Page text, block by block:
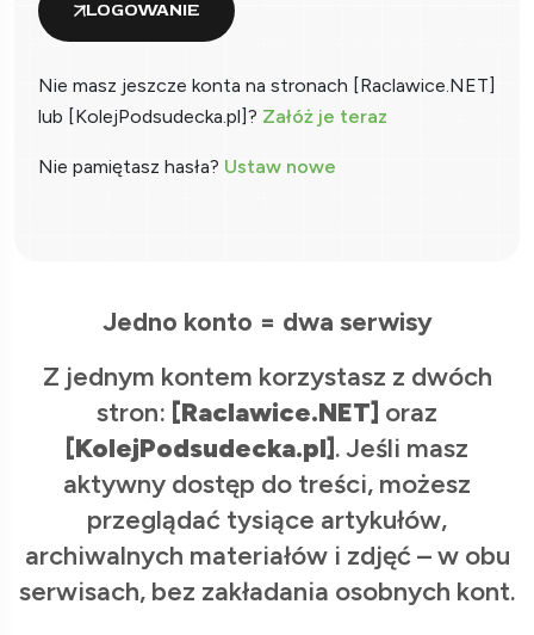
LOGOWANIE
Nie masz jeszcze konta na stronach [Raclawice.NET]
lub [KolejPodsudecka.pl]? Załóż je teraz
Nie pamiętasz hasła? Ustaw nowe
Jedno konto = dwa serwisy
Z jednym kontem korzystasz z dwóch
stron: [Raclawice.NET] oraz
[KolejPodsudecka.pl]. Jeśli masz
aktywny dostęp do treści, możesz
przeglądać tysiące artykułów,
archiwalnych materiałów i zdjęć – w obu
serwisach, bez zakładania osobnych kont.